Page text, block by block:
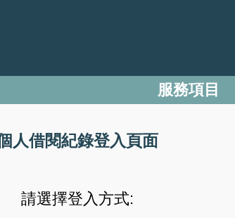
服務項目
人借閱紀錄登入頁面
請選擇登入方式: